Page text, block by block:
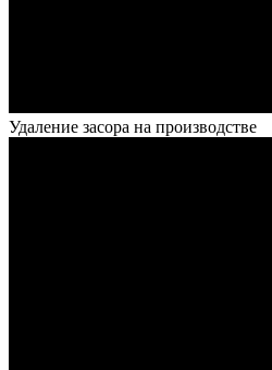
Удаление засора на производстве